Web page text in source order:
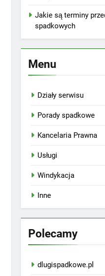
Jakie są terminy
spadkowych
Menu
Działy serwisu
Porady spadkowe
Kancelaria Prawna
Usługi
Windykacja
Inne
Polecamy
dlugispadkowe.pl